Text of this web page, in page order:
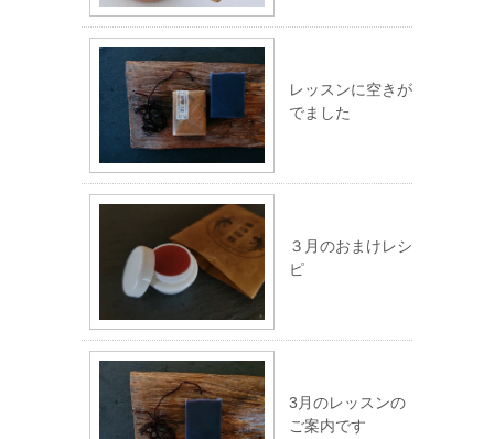
レッスンに空きが
でました
３月のおまけレシ
ピ
3月のレッスンの
ご案内です